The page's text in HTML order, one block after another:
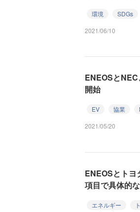
環境 SDGs
2021/06/10
ENEOSと
開始
EV 協業
2021/05/20
ENEOSとト
項目で具体的
エネルギー